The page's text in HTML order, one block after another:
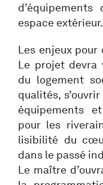
espace extérieur.
Les enjeux
Le projet devra
du logement
qualités,
équipements
pour les
lisibilité du
dans le passé
Le maître